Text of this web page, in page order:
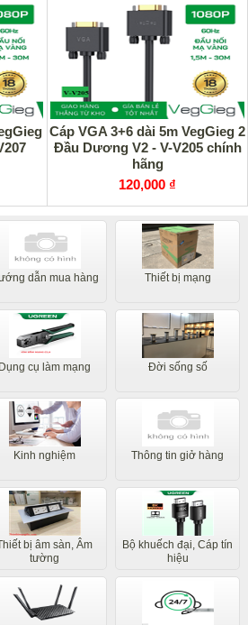
Cáp VGA 3+6 dài 5m VegGieg 2
Đầu Dương V2 - V-V205 chính
hãng
120,000 ₫
dẫn mua hàng Thiết bị mạng
Dụng cụ làm mạng Đời sống số
Kinh nghiệm Thông tin giở hàng
bị âm sàn, Âm
tường
Bộ khuếch đại, Cáp tín
hiệu